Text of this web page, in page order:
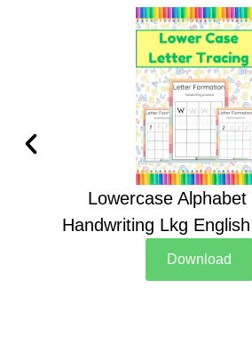
Lowercase Alphabet
Handwriting Lkg
Download